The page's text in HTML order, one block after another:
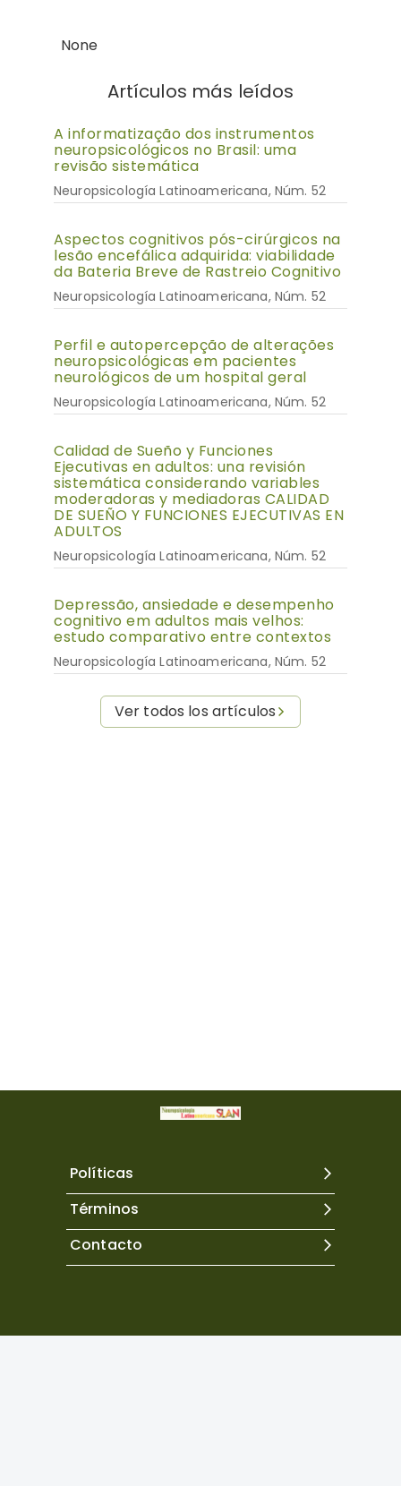
None
Artículos más leídos
A informatização dos instrumentos
neuropsicológicos no Brasil: uma
revisão sistemática
Neuropsicología Latinoamericana, Núm. 52
Aspectos cognitivos pós-cirúrgicos na
lesão encefálica adquirida: viabilidade
da Bateria Breve de Rastreio Cognitivo
Neuropsicología Latinoamericana, Núm. 52
Perfil e autopercepção de alterações
neuropsicológicas em pacientes
neurológicos de um hospital geral
Neuropsicología Latinoamericana, Núm. 52
Calidad de Sueño y Funciones
Ejecutivas en adultos: una revisión
sistemática considerando variables
moderadoras y mediadoras CALIDAD
DE SUEÑO Y FUNCIONES EJECUTIVAS EN
ADULTOS
Neuropsicología Latinoamericana, Núm. 52
Depressão, ansiedade e desempenho
cognitivo em adultos mais velhos:
estudo comparativo entre contextos
Neuropsicología Latinoamericana, Núm. 52
Ver todos los artículos
Políticas
Términos
Contacto